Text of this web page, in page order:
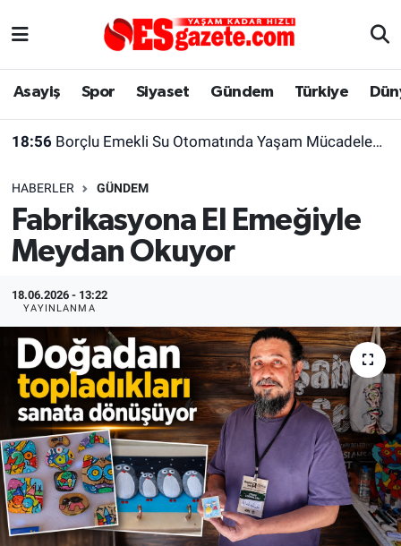
Asayiş Spor Siyaset Gündem Türkiye
18:56 Borçlu Emekli Su Otomatında Yaşam Mücadelesi Veriyor
HABERLER GÜNDEM
Fabrikasyona El Emeğiyle
Meydan Okuyor
18.06.2026 - 13:22
YAYINLANMA
Asayiş
Gündem
Türkiye
Dünya
Sağlık
Alış-Veriş/İş dünyası
Yaşam
Eskişehirspor Arşivi
Eskişehir Arşivi
Röportaj
Ekonomi
Kültür Sanat
Politika
Bilecik
Kütahya
Eskişehir Nöbetçi Eczaneler
Süper Lig Puan Durumu ve Fikstür
Tüm Manşetler
Son Dakika Haberleri
Haber Arşivi